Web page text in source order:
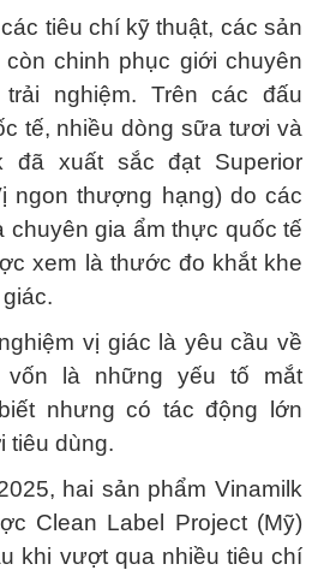
tiêu chí kỹ thuật, các sản
chinh phục giới chuyên
nghiệm. Trên các đấu
tế, nhiều dòng sữa tươi và
đã xuất sắc đạt Superior
ngon thượng hạng) do các
chuyên gia ẩm thực quốc tế
xem là thước đo khắt khe
vị giác là yêu cầu về
là những yếu tố mắt
nhưng có tác động lớn
tiêu dùng.
hai sản phẩm Vinamilk
Clean Label Project (Mỹ)
khi vượt qua nhiều tiêu chí